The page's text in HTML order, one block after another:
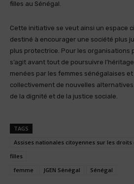
filles au Sénégal.
Cette initiative se veut ainsi un espace
destiné à encourager une société plus
plus protectrice. Pour les organisations
s’agit avant tout de poursuivre
menées par les femmes sénégalaises
collectivement de nouvelles alternatives
de la dignité et de la justice sociale.
TAGS
Assises nationales citoyennes sur les
filles
femme
JGEN Sénégal Sénégal